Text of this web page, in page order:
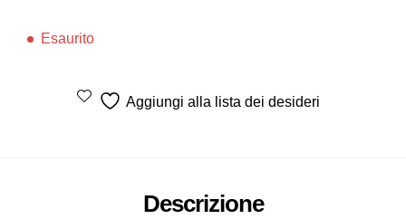
Esaurito
Aggiungi alla lista dei desideri
Descrizione